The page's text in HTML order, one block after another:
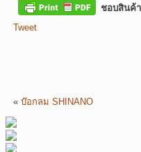
ชอบสินค้
Tweet
« บ๊อกลม SHINANO